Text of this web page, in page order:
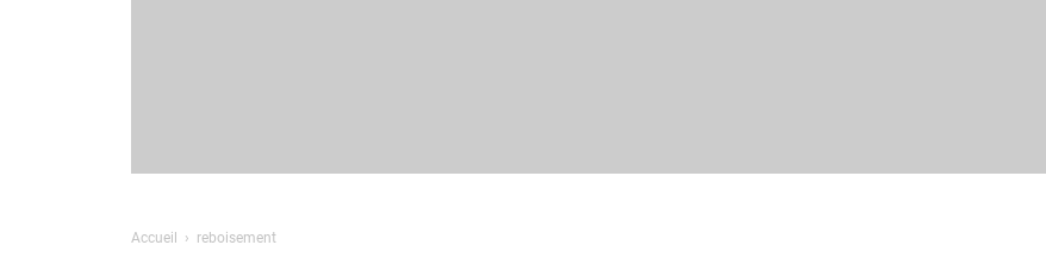
Accueil reboisement